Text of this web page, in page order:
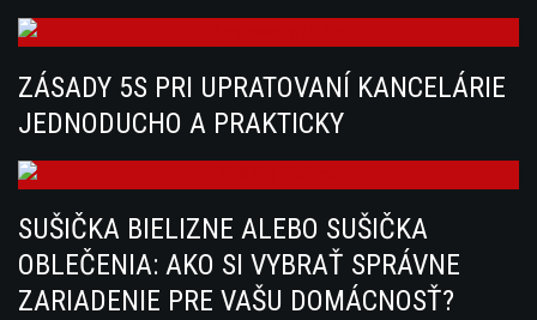
ZÁSADY 5S PRI UPRATOVANÍ KANCELÁRIE
JEDNODUCHO A PRAKTICKY
SUŠIČKA BIELIZNE ALEBO SUŠIČKA
OBLEČENIA: AKO SI VYBRAŤ SPRÁVNE
ZARIADENIE PRE VAŠU DOMÁCNOSŤ?